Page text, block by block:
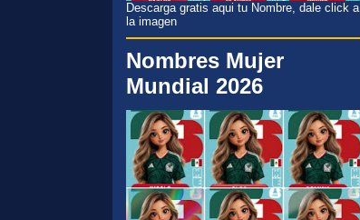
Descarga gratis aqui tu Nombre, dale click a
la imagen
Nombres Mujer
Mundial 2026